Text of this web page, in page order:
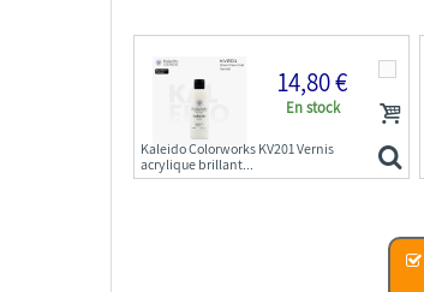
14,80 €
En stock
Kaleido Colorworks KV201 Vernis
acrylique brillant...